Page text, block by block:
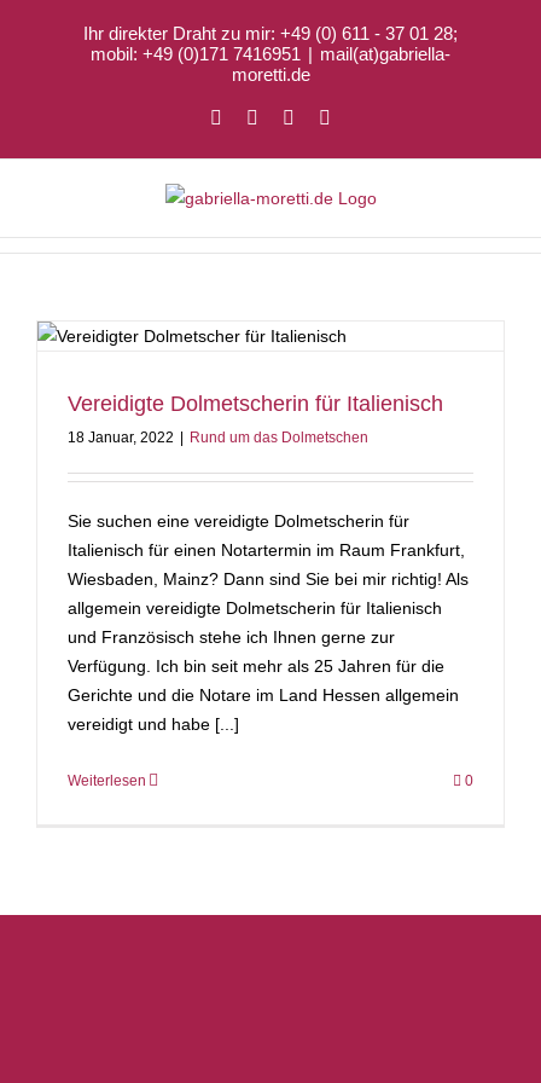
Ihr direkter Draht zu mir: +49 (0) 611 - 37 01 28;
mobil: +49 (0)171 7416951 | mail(at)gabriella-
moretti.de
Facebook LinkedIn
Vereidigte Dolmetscherin für Italienisch
18 Januar, 2022 Rund um das Dolmetschen
Sie suchen eine vereidigte Dolmetscherin für
Italienisch für einen Notartermin im Raum Frankfurt,
Wiesbaden, Mainz? Dann sind Sie bei mir richtig! Als
allgemein vereidigte Dolmetscherin für Italienisch
und Französisch stehe ich Ihnen gerne zur
Verfügung. Ich bin seit mehr als 25 Jahren für die
Gerichte und die Notare im Land Hessen allgemein
vereidigt und habe [...]
Weiterlesen 0